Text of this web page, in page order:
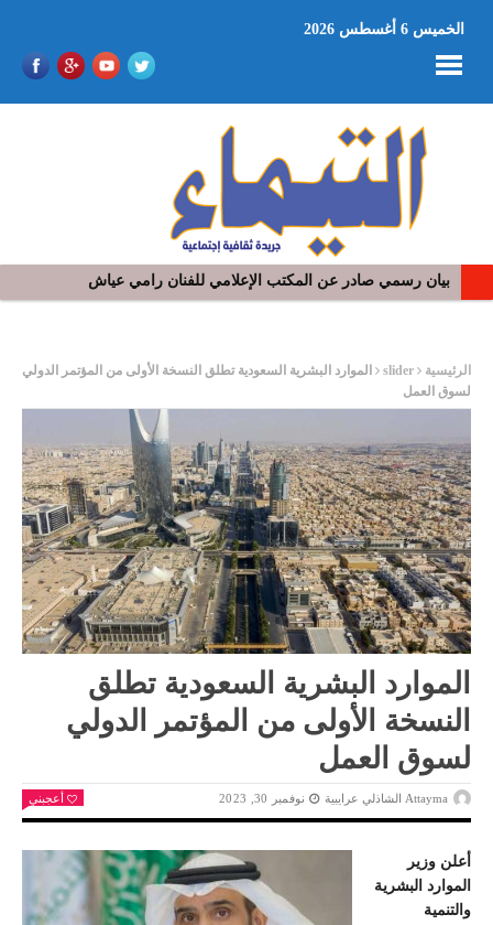
الخميس 6 أغسطس 2026
في افتتاح مهرجان بومخلوف الدولي: رؤوف ماهر يتالق و يشد الجمهور
الرئيسية slider
الموارد البشرية السعودية تطلق النسخة الأولى من المؤتمر الدولي
لسوق العمل
الموارد البشرية السعودية تطلق
النسخة الأولى من المؤتمر الدولي
لسوق العمل
Attayma الشاذلي عرايبية نوفمبر 30, 2023 أعجبني
أعلن وزير
الموارد البشرية
والتنمية